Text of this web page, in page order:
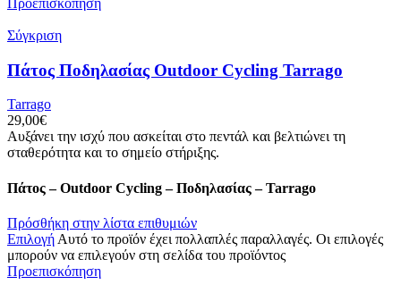
Προεπισκόπηση
Σύγκριση
Πάτος Ποδηλασίας Outdoor Cycling Tarrago
Tarrago
29,00€
Αυξάνει την ισχύ που ασκείται στο πεντάλ και βελτιώνει τη
σταθερότητα και το σημείο στήριξης.
Πάτος – Outdoor Cycling – Ποδηλασίας – Tarrago
Πρόσθήκη στην λίστα επιθυμιών
Επιλογή Αυτό το προϊόν έχει πολλαπλές παραλλαγές. Οι επιλογές
μπορούν να επιλεγούν στη σελίδα του προϊόντος
Προεπισκόπηση